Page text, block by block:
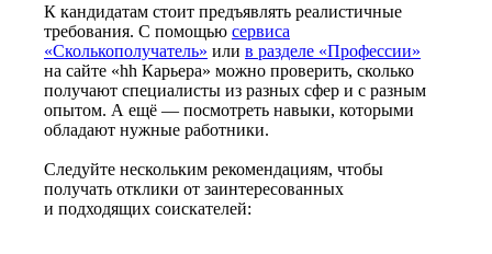
К кандидатам стоит предъявлять реалистичные
требования. С помощью сервиса
«Сколькополучатель» или в разделе «Профессии»
на сайте «hh Карьера» можно проверить, сколько
получают специалисты из разных сфер и с разным
опытом. А ещё — посмотреть навыки, которыми
обладают нужные работники.
Следуйте нескольким рекомендациям, чтобы
получать отклики от заинтересованных
и подходящих соискателей: